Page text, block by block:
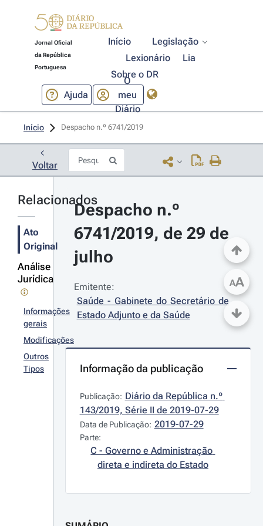
Jornal Oficial
da República
Portuguesa
Início
Legislação
Lexionário
Lia
Sobre o DR
Ajuda
O
meu
Diário
Início Despacho n.º 6741/2019
Voltar
Relacionados
Ato
Original
Análise
Jurídica
Informações
gerais
Modificações
Outros
Tipos
Despacho n.º
6741/2019, de 29 de
julho
Emitente:
Saúde - Gabinete do Secretário de
Estado Adjunto e da Saúde
Informação da publicação
Publicação: Diário da República n.º
143/2019, Série II de 2019-07-29
Data de Publicação: 2019-07-29
Parte:
C - Governo e Administração
direta e indireta do Estado
AA